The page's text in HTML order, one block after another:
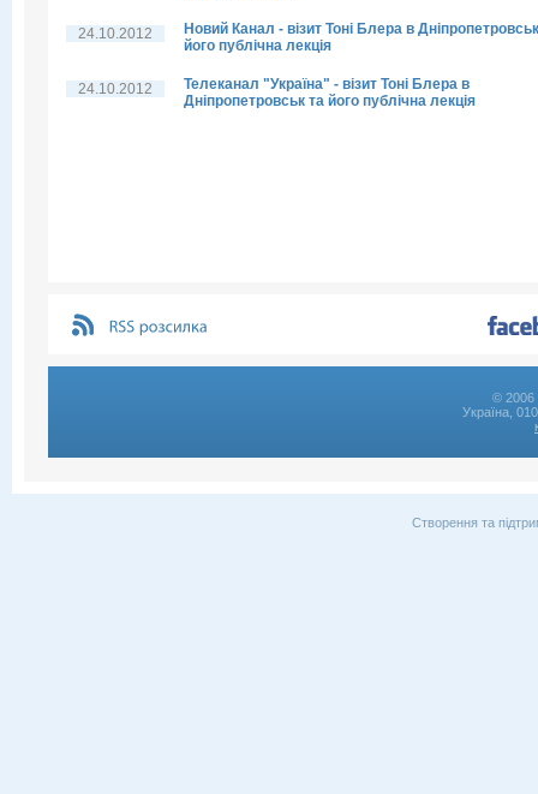
24.10.2012
Новий Канал - візит Тоні Блера в
його публічна лекція
24.10.2012
Телеканал "Україна" - візит Тоні Блера в
Дніпропетровськ та його публічна лекція
© 2006
Україна,
Створення та